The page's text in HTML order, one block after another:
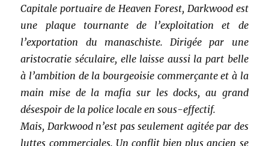
Capitale portuaire de Heaven Forest, Darkwood est
une plaque tournante de l’exploitation et de
l’exportation du manaschiste. Dirigée par une
aristocratie séculaire, elle laisse aussi la part belle
à l’ambition de la bourgeoisie commerçante et à la
main mise de la mafia sur les docks, au grand
désespoir de la police locale en sous-effectif.
Mais, Darkwood n’est pas seulement agitée par des
luttes commerciales. Un conflit bien plus ancien se